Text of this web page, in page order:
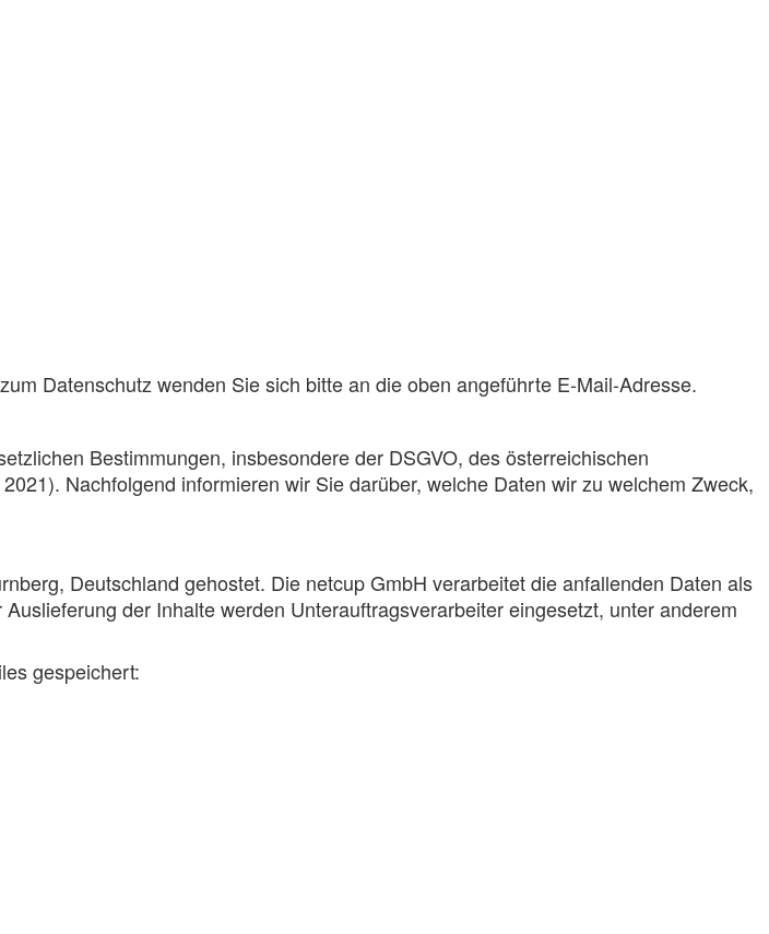
Datenschutz wenden Sie sich bitte an die oben angeführte E-Mail-Adresse.
Bestimmungen, insbesondere der DSGVO, des österreichischen
Nachfolgend informieren wir Sie darüber, welche Daten wir zu welchem Zweck,
Deutschland gehostet. Die netcup GmbH verarbeitet die anfallenden Daten als
der Inhalte werden Unterauftragsverarbeiter eingesetzt, unter anderem
gespeichert: